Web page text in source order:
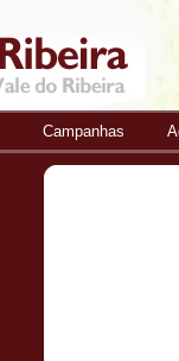
Campanhas